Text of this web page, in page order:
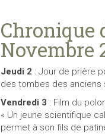
Chronique
Novembre
Jeudi 2 : Jour de prière
des tombes des anciens
Vendredi 3 : Film du
« Un jeune scientifique
permet à son fils de